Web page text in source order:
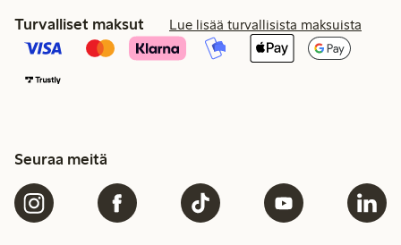
Turvalliset maksut Lue lisää turvallisista maksuista
Seuraa meitä